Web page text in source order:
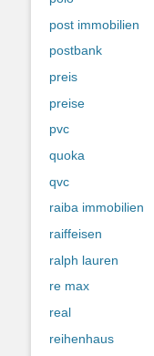
post immobilien
postbank
preis
preise
pvc
quoka
qvc
raiba immobilien
raiffeisen
ralph lauren
re max
real
reihenhaus